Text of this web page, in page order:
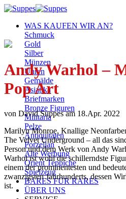
Zum
springenWAS KAUFEN WIR AN?
Schmuck
Gold
Silber
Münzen
Uhren
Gemälde
Asiatika
Briefmarken
Bronze Figuren
Militaria
Pelze
Antiquitäten
Porzellan
Alte Werbung
Orient Teppiche
Spielzeug
BARES FÜR RARES
ÜBER UNS
Andy Warhol –
Pop Art
von David Suppes am 18.Apr. 2022
Marilyn Monroe, Knallige
The Velvet Underground – all das
Person und dem Werk von Andy
Warhol ist wohl die schillerndste
einem der prominentesten und
zwanzigsten Jahrhunderts, dessen
ist.